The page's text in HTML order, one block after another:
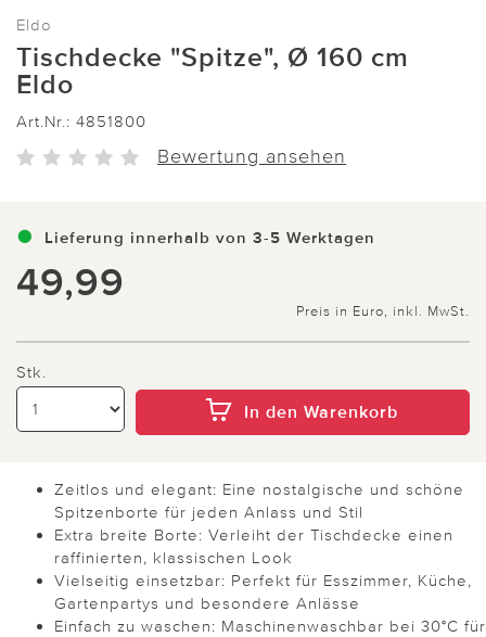
Eldo
Tischdecke "Spitze", Ø 160 cm
Eldo
Art.Nr.: 4851800
Bewertung ansehen
Lieferung innerhalb von 3-5 Werktagen
49,99
Preis in Euro, inkl. MwSt.
Stk.
In den Warenkorb
Zeitlos und elegant: Eine nostalgische und schöne
Spitzenborte für jeden Anlass und Stil
Extra breite Borte: Verleiht der Tischdecke einen
raffinierten, klassischen Look
Vielseitig einsetzbar: Perfekt für Esszimmer, Küche,
Gartenpartys und besondere Anlässe
Einfach zu waschen: Maschinenwaschbar bei 30°C für